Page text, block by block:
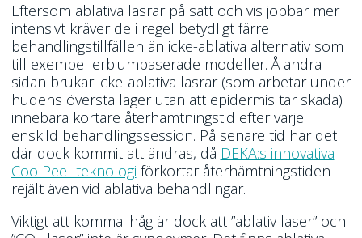
Eftersom ablativa lasrar på sätt och vis jobbar mer
intensivt kräver de i regel betydligt färre
behandlingstillfällen än icke-ablativa alternativ som
till exempel erbiumbaserade modeller. Å andra
sidan brukar icke-ablativa lasrar (som arbetar under
hudens översta lager utan att epidermis tar skada)
innebära kortare återhämtningstid efter varje
enskild behandlingssession. På senare tid har det
där dock kommit att ändras, då DEKA:s innovativa
CoolPeel-teknologi förkortar återhämtningstiden
rejält även vid ablativa behandlingar.
Viktigt att komma ihåg är dock att ”ablativ laser” och